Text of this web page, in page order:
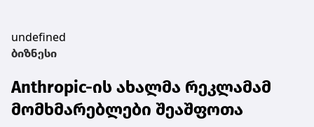
undefined
ბიზნესი
Anthropic-ის ახალმა რეკლამამ
მომხმარებლები შეაშფოთა